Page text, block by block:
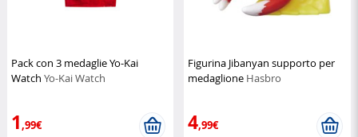
Pack con 3 medaglie Yo-Kai
Watch Yo-Kai Watch
1 ,99€
Figurina Jibanyan supporto per
medaglione Hasbro
4,99€